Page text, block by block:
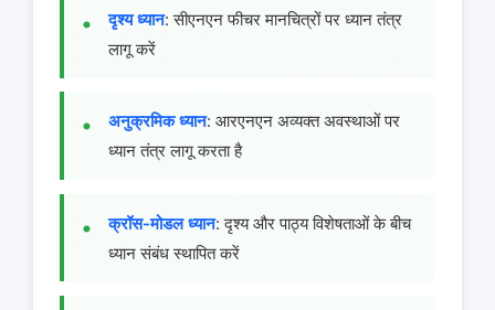
दृश्य ध्यान: सीएनएन फीचर मानचित्रों पर ध्यान तंत्र
लागू करें
अनुक्रमिक ध्यान: आरएनएन अव्यक्त अवस्थाओं पर
ध्यान तंत्र लागू करता है
क्रॉस-मोडल ध्यान: दृश्य और पाठ्य विशेषताओं के बीच
ध्यान संबंध स्थापित करें